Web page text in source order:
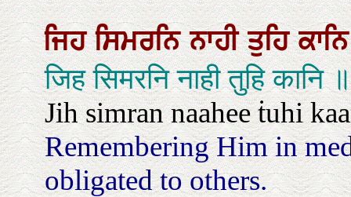
ਜਿਹਸਿਮਰਨਿਨਾਹੀਤੁਹਿ
जिह सिमरनि नाही तुहि कानि ॥
Jih simran naahee ṫuhi
Remembering Him in
obligated to others.